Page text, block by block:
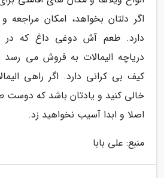
اگر دلتان بخواهد، امکان مراجعه
دارد. طعم آش دوغی داغ که در
دریاچه الیمالات به فروش می
کیف بی کرانی دارد. اگر راهی
خالی کنید و یادتان باشد که
اصلا و ابدا آسیب نخواهید زد.
منبع: علی بابا